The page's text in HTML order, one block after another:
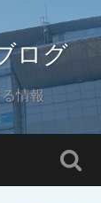
ログ
情報